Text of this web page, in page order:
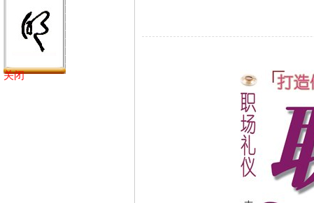
关闭